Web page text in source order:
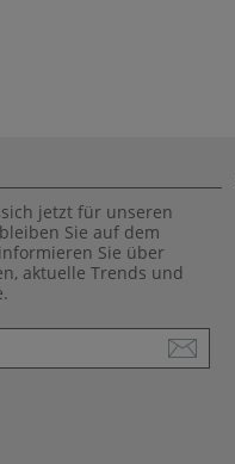
jetzt für unseren
Sie auf dem
Sie über
aktuelle Trends und